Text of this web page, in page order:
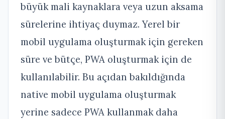
büyük mali kaynaklara veya uzun aksama
sürelerine ihtiyaç duymaz. Yerel bir
mobil uygulama oluşturmak için gereken
süre ve bütçe, PWA oluşturmak için de
kullanılabilir. Bu açıdan bakıldığında
native mobil uygulama oluşturmak
yerine sadece PWA kullanmak daha